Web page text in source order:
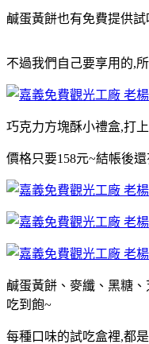
鹹蛋黃餅也有免費提供
不過我們自己要享用的,
巧克力方塊酥小禮盒,打
價格只要158元~結帳後
鹹蛋黃餅、麥纖、黑糖
吃到飽~
每種口味的試吃盒裡,都